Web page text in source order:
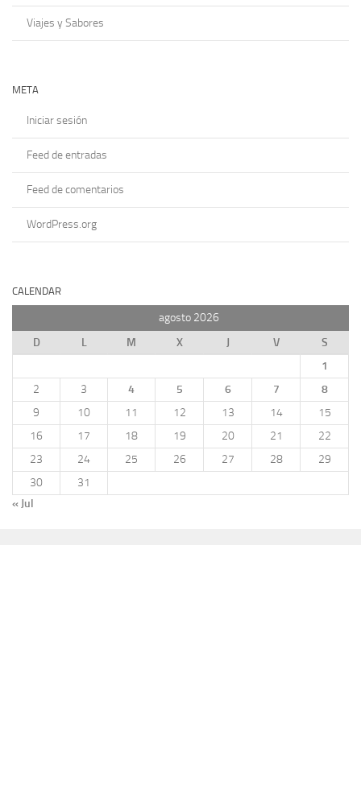
Viajes y Sabores
META
Iniciar sesión
Feed de entradas
Feed de comentarios
WordPress.org
CALENDAR
agosto 2026
D
L M X J V
S
1
2
3 4 5 6 7
8
9
10 11 12 13 14
15
16
17 18 19 20 21
22
23
24 25 26 27 28
29
30
31
« Jul